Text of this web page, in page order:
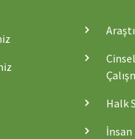
Halk
İnsan